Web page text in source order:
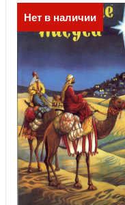
Нет в наличии